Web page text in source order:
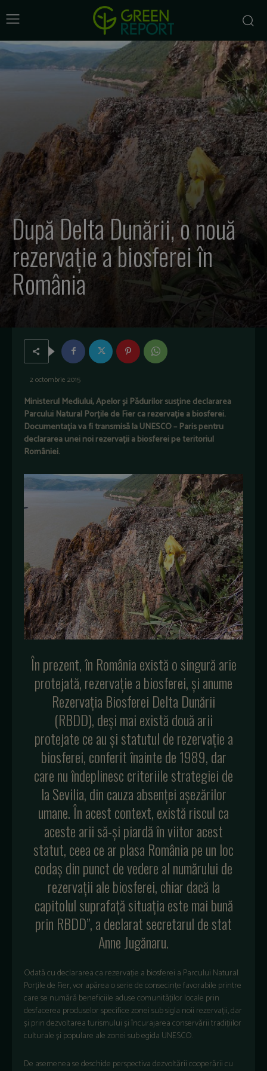
După Delta Dunării, o nouă
rezervație a biosferei în
România
2 octombrie 2015
Ministerul Mediului, Apelor și Pădurilor susține declararea
Parcului Natural Porțile de Fier ca rezervație a biosferei.
Documentația va fi transmisă la UNESCO – Paris pentru
declararea unei noi rezervații a biosferei pe teritoriul
României.
În prezent, în România există o singură arie
protejată, rezervație a biosferei, și anume
Rezervația Biosferei Delta Dunării
(RBDD), deși mai există două arii
protejate ce au și statutul de rezervație a
biosferei, conferit înainte de 1989, dar
care nu îndeplinesc criteriile strategiei de
la Sevilia, din cauza absenței așezărilor
umane. În acest context, există riscul ca
aceste arii să-și piardă în viitor acest
statut, ceea ce ar plasa România pe un loc
codaș din punct de vedere al numărului de
rezervații ale biosferei, chiar dacă la
capitolul suprafață situația este mai bună
prin RBDD”, a declarat secretarul de stat
Anne Jugănaru.
Odată cu declararea ca rezervație a biosferei a Parcului Natural
Porțile de Fier, vor apărea o serie de consecințe favorabile printre
care se numără beneficiile aduse comunităților locale prin
desfacerea produselor specifice zonei sub sigla noii rezervații, dar
și prin dezvoltarea turismului și încurajarea conservării tradițiilor
culturale și populare ale zonei sub egida UNESCO.
De asemenea se deschide perspectiva dezvoltării cooperării cu